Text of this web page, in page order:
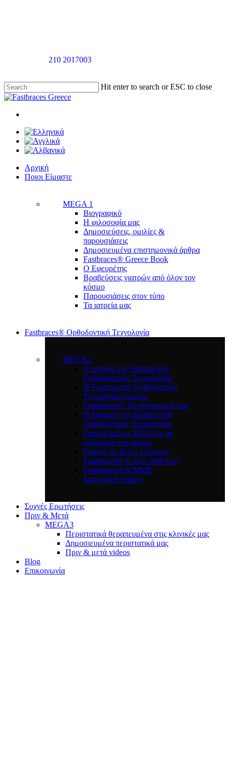
210 2017003
Hit enter to search or ESC to close
Close
Menu
Menu
Αρχική
Ποιοι Είμαστε
MEGA 1
Βιογραφικό
Η φιλοσοφία μας
Δημοσιεύσεις, ομιλίες &
παρουσιάσεις
Δημοσιευμένα επιστημονικά άρθρα
Fastbraces® Greece Book
Ο Εφευρέτης
Bραβεύσεις γιατρών από όλον τον
κόσμο
Παρουσιάσεις στον τύπο
Τα ιατρεία μας
Fastbraces® Ορθοδοντική Τεχνολογία
MEGA2
Η ιστορία της Fastbraces®
Ορθοδοντικής Τεχνολογίας
H Fastbraces® Ορθοδοντική
Τεχνολογία σήμερα
Fastbraces®: Οι μηχανισμοί μας
Η διαφορά της Fastbraces®
Ορθοδοντικής Τεχνολογίας
Γιατροί από τις ΗΠΑ και σε
ολόκληρο τον κόσμο
Γιατροί σε άλλες γλώσσες
Fastbraces® τι λένε ασθενείς
Fastbraces® & ΜΜΕ
Σημαντικά Videos
Συχνές Ερωτήσεις
Πριν & Μετά
MEGA3
Περιστατικά θεραπευμένα στις κλινικές μας
Δημοσιευμένα περιστατικά μας
Πριν & μετά videos
Blog
Επικοινωνία